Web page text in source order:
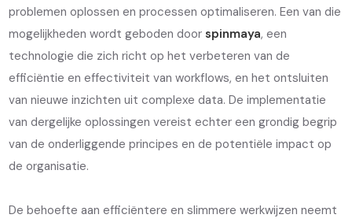
problemen oplossen en processen optimaliseren. Een van die
mogelijkheden wordt geboden doorspinmaya, een
technologie die zich richt op het verbeteren van de
efficiëntie en effectiviteit van workflows, en het ontsluiten
van nieuwe inzichten uit complexe data. De implementatie
van dergelijke oplossingen vereist echter een grondig begrip
van de onderliggende principes en de potentiële impact op
de organisatie.
De behoefte aan efficiëntere en slimmere werkwijzen neemt